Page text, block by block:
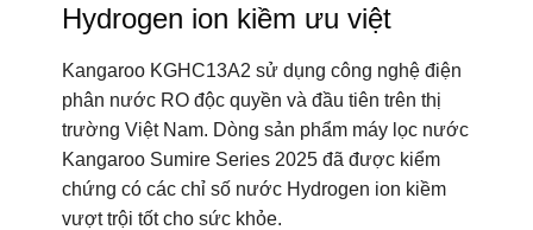
Hydrogen ion kiềm ưu việt
Kangaroo KGHC13A2 sử dụng công nghệ điện
phân nước RO độc quyền và đầu tiên trên thị
trường Việt Nam. Dòng sản phẩm máy lọc nước
Kangaroo Sumire Series 2025 đã được kiểm
chứng có các chỉ số nước Hydrogen ion kiềm
vượt trội tốt cho sức khỏe.